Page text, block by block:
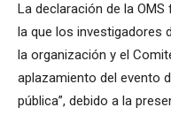
La declaración de la
la que los investigadores
la organización y el
aplazamiento del evento
pública”, debido a la